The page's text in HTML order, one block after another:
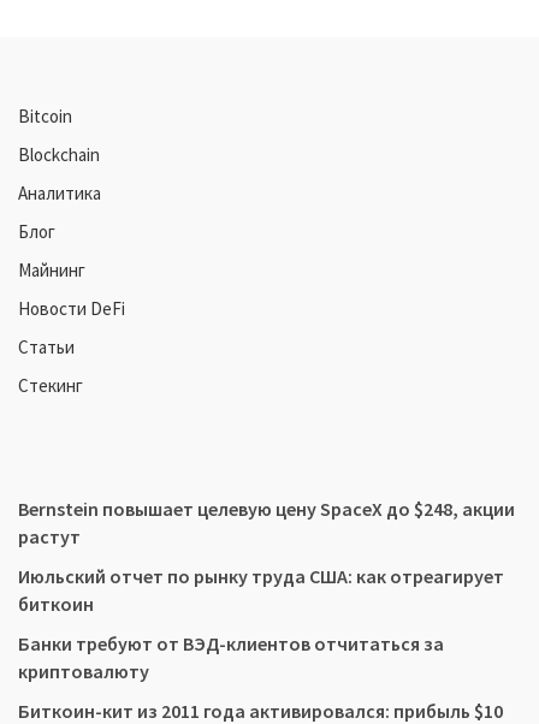
Bitcoin
Blockchain
Аналитика
Блог
Майнинг
Новости DeFi
Статьи
Стекинг
Bernstein повышает целевую цену SpaceX до $248, акции
растут
Июльский отчет по рынку труда США: как отреагирует
биткоин
Банки требуют от ВЭД-клиентов отчитаться за
криптовалюту
Биткоин-кит из 2011 года активировался: прибыль $10